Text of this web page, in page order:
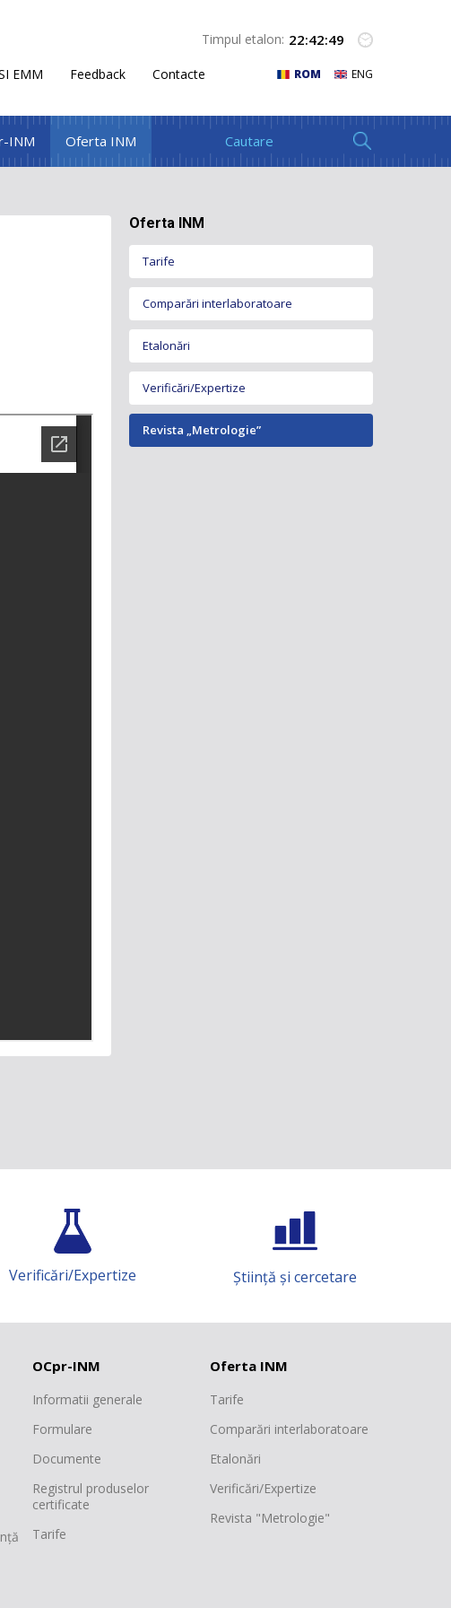
Timpul etalon: 22:42:49
EMM Feedback Contacte ROM ENG
INM Oferta INM
Oferta INM
Tarife
Comparări interlaboratoare
Etalonări
Verificări/Expertize
Revista „Metrologie”
Verificări/Expertize Știință și cercetare
OCpr-INM
Informatii generale
Formulare
Documente
Registrul produselor
certificate
Tarife
Oferta INM
Tarife
Comparări interlaboratoare
Etalonări
Verificări/Expertize
Revista "Metrologie"